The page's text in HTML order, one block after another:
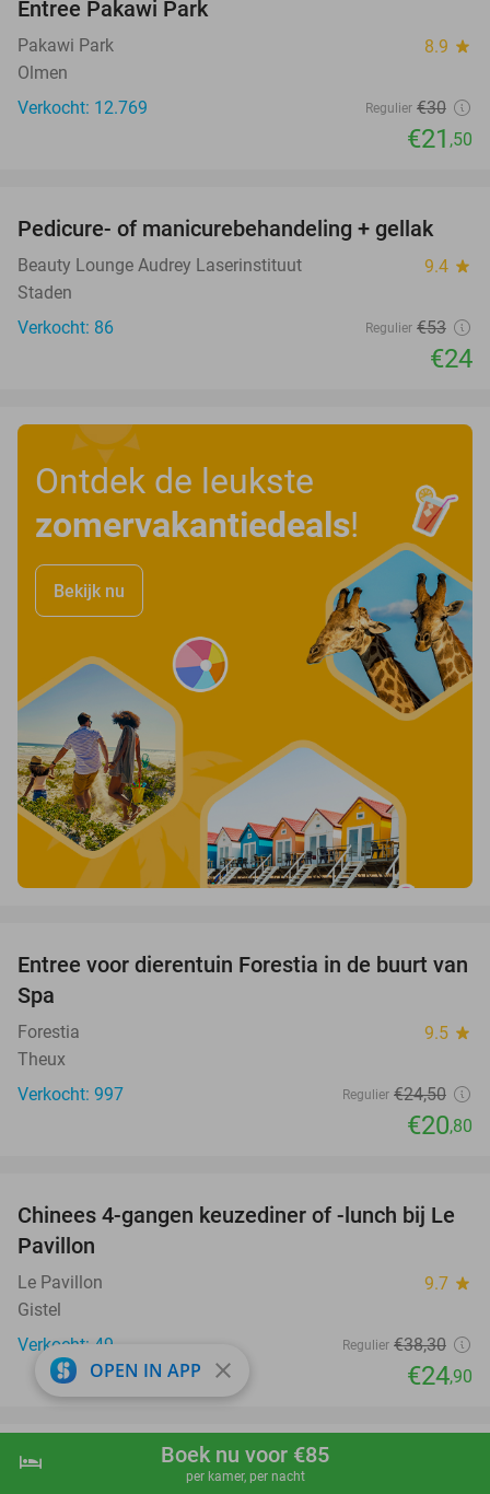
shopping_cart Boek nu
hotel Boek nu voor €85
per kamer, per nacht
Entree Pakawi Park
Pakawi Park 8.9 star
Olmen
Verkocht: 12.769
Regulier €30
€21 ,50
55%
Pedicure- of manicurebehandeling + gellak
Beauty Lounge Audrey Laserinstituut 9.4 star
Staden
Verkocht: 86
Regulier €53
€24
Ontdek de leukste
zomervakantiedeals!
Bekijk nu
15%
Entree voor dierentuin Forestia in de buurt van
Spa
Forestia 9.5 star
Theux
Verkocht: 997
Regulier €24,50
€20,80
35%
Chinees 4-gangen keuzediner of -lunch bij Le
Pavillon
Le Pavillon 9.7 star
Gistel
Verkocht: 49
Regulier €38,30
€24,90
Entree SEA LIFE Blankenberge
OPEN IN APP close